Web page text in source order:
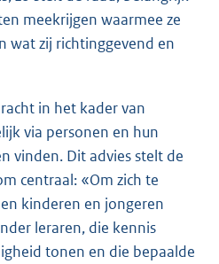
meekrijgen waarmee ze
wat zij richtinggevend en
in het kader van
via personen en hun
vinden. Dit advies stelt de
centraal: «Om zich te
kinderen en jongeren
leraren, die kennis
tonen en die bepaalde